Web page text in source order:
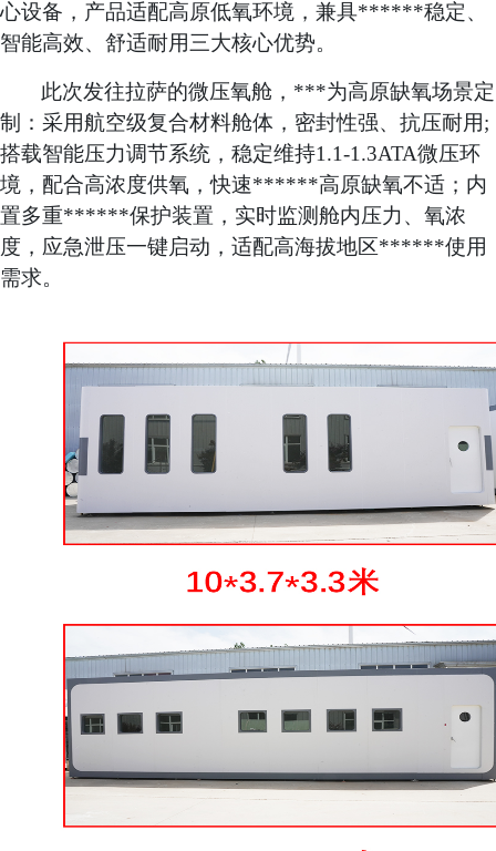
心设备，产品适配高原低氧环境，兼具******稳定、
智能高效、舒适耐用三大核心优势。
此次发往拉萨的微压氧舱，***为高原缺氧场景定
制
： 采用航空级复合材料舱体，密封性强、抗压耐用;
搭载智能压力调节系统，稳定维持1.1-1.3ATA微压环
境，配合高浓度供氧，快速******高原缺氧不适 ； 内
置多重******保护装置，实时监测舱内压力、氧浓
度，应急泄压一键启动，适配高海拔地区******使用
需求。